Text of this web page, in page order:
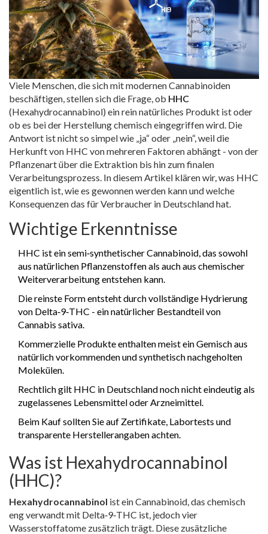
Viele Menschen, die sich mit modernen Cannabinoiden
beschäftigen, stellen sich die Frage, ob HHC
(Hexahydrocannabinol) ein rein natürliches Produkt ist oder
ob es bei der Herstellung chemisch eingegriffen wird . Die
Antwort ist nicht so simpel wie „ja“ oder „nein“, weil die
Herkunft von HHC von mehreren Faktoren abhängt - von der
Pflanzenart über die Extraktion bis hin zum finalen
Verarbeitungsprozess. In diesem Artikel klären wir, was HHC
eigentlich ist, wie es gewonnen werden kann und welche
Konsequenzen das für Verbraucher in Deutschland hat.
Wichtige Erkenntnisse
HHC ist ein semi‑synthetischer Cannabinoid, das sowohl
aus natürlichen Pflanzenstoffen als auch aus chemischer
Weiterverarbeitung entstehen kann.
Die reinste Form entsteht durch vollständige Hydrierung
von Delta‑9‑THC - ein natürlicher Bestandteil von
Cannabis sativa
Kommerzielle Produkte enthalten meist ein Gemisch aus
natürlich vorkommenden und synthetisch nachgeholten
Molekülen.
Rechtlich gilt HHC in Deutschland noch nicht eindeutig als
zugelassenes Lebensmittel oder Arzneimittel.
Beim Kauf sollten Sie auf Zertifikate, Labortests und
transparente Herstellerangaben achten.
Was ist Hexahydrocannabinol
(HHC)?
Hexahydrocannabinol ist ein Cannabinoid, das chemisch
eng verwandt mit Delta‑9‑THC ist, jedoch vier
Wasserstoffatome zusätzlich trägt . Diese zusätzliche